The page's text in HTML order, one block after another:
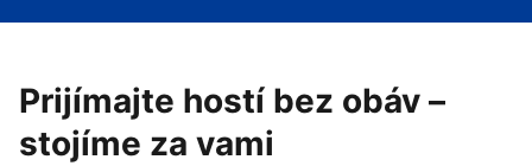
Prijímajte hostí bez obáv –
stojíme za vami